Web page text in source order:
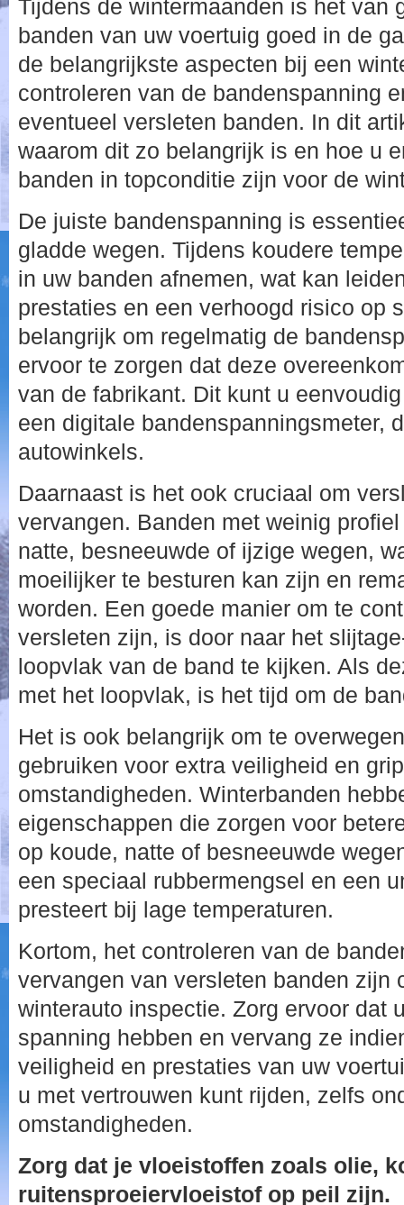
Tijdens de wintermaanden is het van
banden van uw voertuig goed in de
de belangrijkste aspecten bij een
controleren van de bandenspanning
eventueel versleten banden. In dit
waarom dit zo belangrijk is en hoe u
banden in topconditie zijn voor de
De juiste bandenspanning is
gladde wegen. Tijdens koudere
in uw banden afnemen, wat kan
prestaties en een verhoogd risico op
belangrijk om regelmatig de
ervoor te zorgen dat deze
van de fabrikant. Dit kunt u
een digitale bandenspanningsmeter,
autowinkels.
Daarnaast is het ook cruciaal om
vervangen. Banden met weinig
natte, besneeuwde of ijzige wegen,
moeilijker te besturen kan zijn en
worden. Een goede manier om te
versleten zijn, is door naar het
loopvlak van de band te kijken. Als
met het loopvlak, is het tijd om de
Het is ook belangrijk om te
gebruiken voor extra veiligheid en
omstandigheden. Winterbanden
eigenschappen die zorgen voor
op koude, natte of besneeuwde
een speciaal rubbermengsel en een
presteert bij lage temperaturen.
Kortom, het controleren van de
vervangen van versleten banden zijn
winterauto inspectie. Zorg ervoor dat
spanning hebben en vervang ze
veiligheid en prestaties van uw
u met vertrouwen kunt rijden, zelfs
omstandigheden.
Zorg dat je vloeistoffen zoals olie,
ruitensproeiervloeistof op peil zijn.